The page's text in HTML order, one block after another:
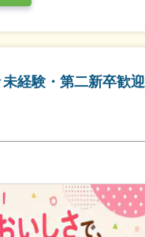
経験・第二新卒歓迎